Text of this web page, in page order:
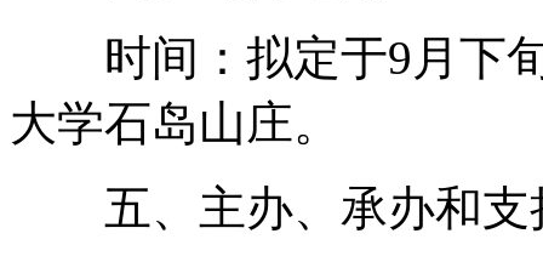
时间：拟定于9月下旬
大学石岛山庄。
五、主办、承办和支